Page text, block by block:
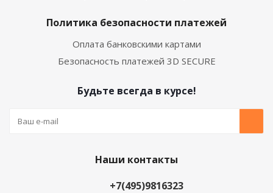
Политика безопасности платежей
Оплата банковскими картами
Безопасность платежей 3D SECURE
Будьте всегда в курсе!
Наши контакты
+7(495)9816323